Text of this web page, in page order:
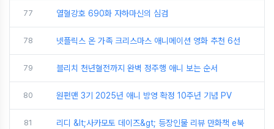
77 열혈강호 690화 자하마신의 심검
78 넷플릭스 온 가족 크리스마스 애니메이션 영화 추천 6선
79 블리치 천년혈전까지 완벽 정주행 애니 보는 순서
80 원펀맨 3기 2025년 애니 방영 확정 10주년 기념 PV
81 리디 &lt;사카모토 데이즈&gt; 등장인물 리뷰 만화책 e북